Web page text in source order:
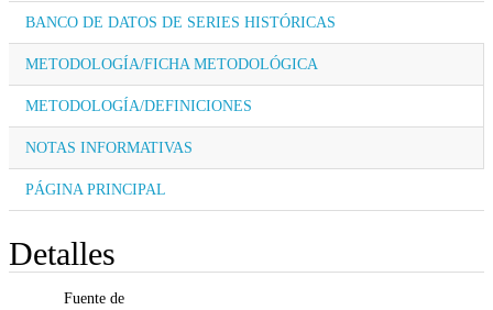
BANCO DE DATOS DE SERIES HISTÓRICAS
METODOLOGÍA/FICHA METODOLÓGICA
METODOLOGÍA/DEFINICIONES
NOTAS INFORMATIVAS
PÁGINA PRINCIPAL
Detalles
Fuente de